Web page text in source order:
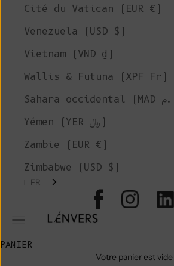
L'ENVERS
Ouvrir le menu de navigation
Cité du Vatican (EUR €)
Venezuela (USD $)
Vietnam (VND ₫)
Wallis & Futuna (XPF Fr)
Yémen (YER ﷼)
Zambie (EUR €)
Zimbabwe (USD $)
FR
PANIER
Votre panier est vide